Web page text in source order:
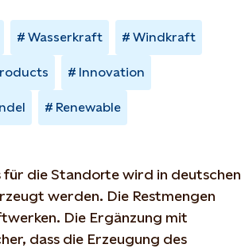
Wasserkraft Windkraft
Innovation
Renewable
die Standorte wird in deutschen
werden. Die Restmengen
Die Ergänzung mit
dass die Erzeugung des